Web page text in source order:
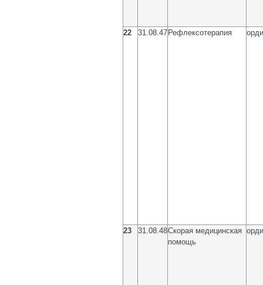
22 31.08.47 Рефлексотерапия
23 31.08.48Скорая медицинская
помощь